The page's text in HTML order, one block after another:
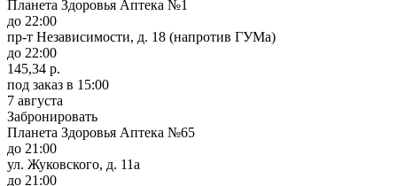
Планета Здоровья Аптека №1
до 22:00
пр-т Независимости, д. 18 (напротив ГУМа)
до 22:00
145,34 р.
под заказ в 15:00
7 августа
Забронировать
Планета Здоровья Аптека №65
до 21:00
ул. Жуковского, д. 11а
до 21:00